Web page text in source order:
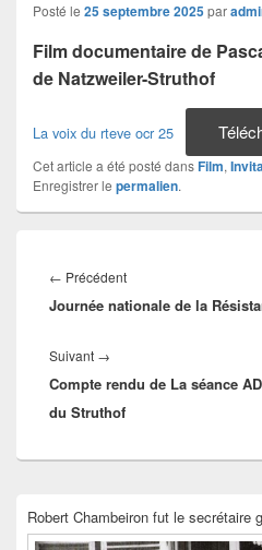
Posté le 25 septembre 2025par
Film documentaire de
de Natzweiler-Struthof
La voix du rteve ocr 25
Cet article a été posté dansFilm,
Enregistrer le permalien.
de
l’article
← PrécédentArticle
précédent :
Journée nationale de la
Suivant →
suivant :
Compte rendu de La séance
du Struthof
principale
Robert Chambeiron fut le secrétaire